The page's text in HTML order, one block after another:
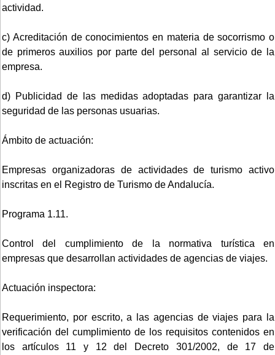
actividad.
c) Acreditación de conocimientos en materia de socorrismo o
de primeros auxilios por parte del personal al servicio de la
empresa.
d) Publicidad de las medidas adoptadas para garantizar la
seguridad de las personas usuarias.
Ámbito de actuación:
Empresas organizadoras de actividades de turismo activo
inscritas en el Registro de Turismo de Andalucía.
Programa 1.11.
Control del cumplimiento de la normativa turística en
empresas que desarrollan actividades de agencias de viajes.
Actuación inspectora:
Requerimiento, por escrito, a las agencias de viajes para la
verificación del cumplimiento de los requisitos contenidos en
los artículos 11 y 12 del Decreto 301/2002, de 17 de